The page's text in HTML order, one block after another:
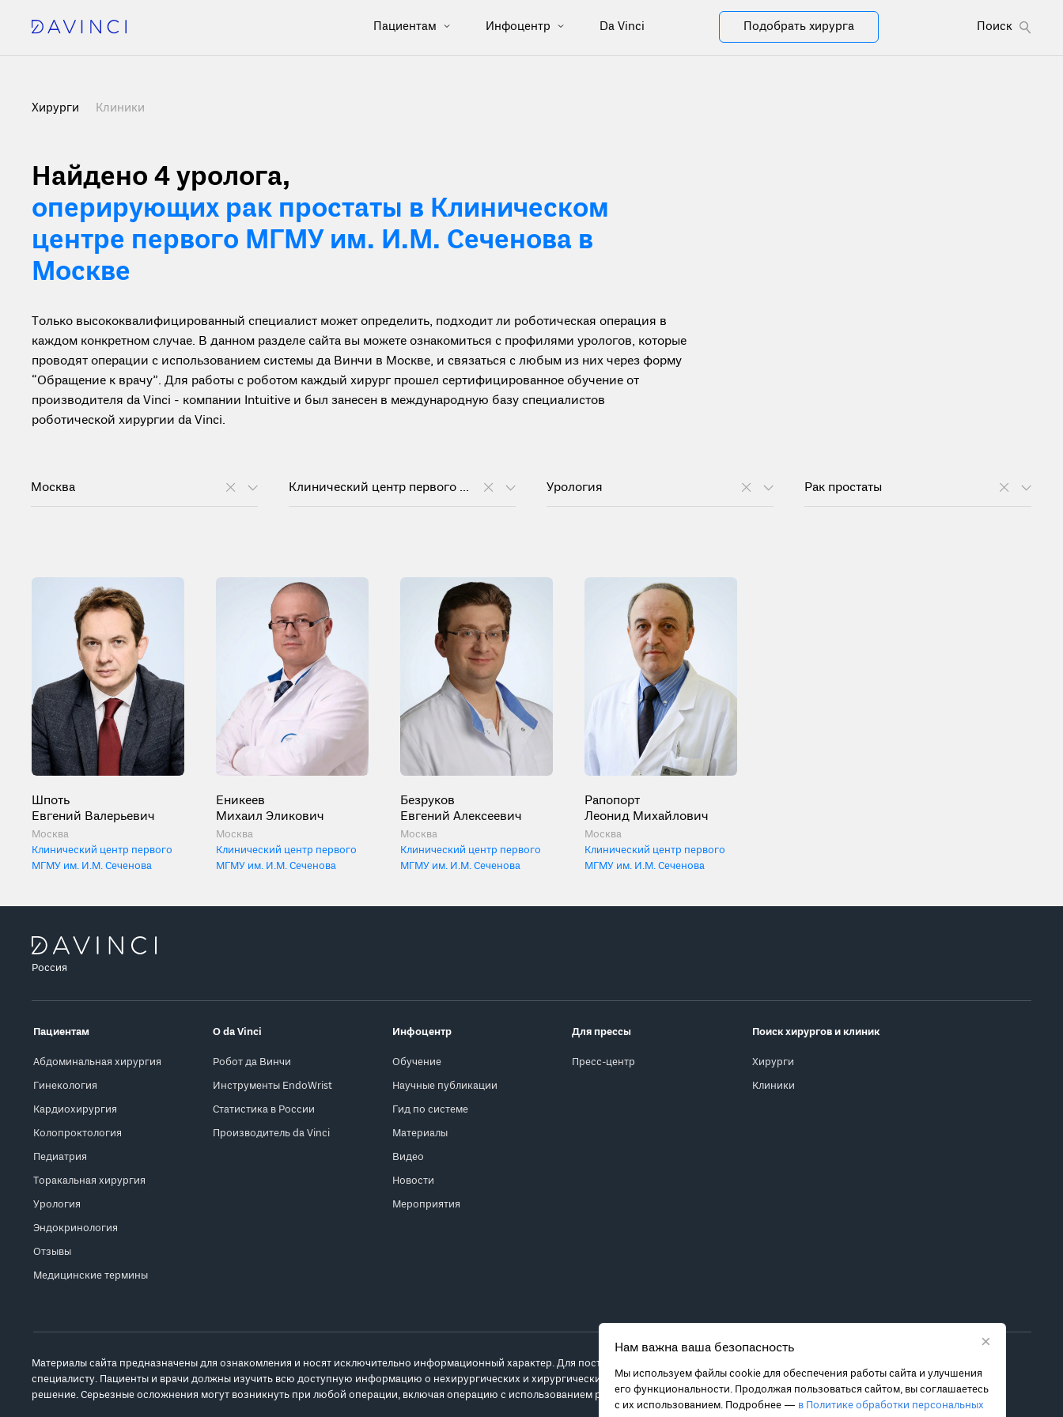
Пациентам Инфоцентр Da Vinci Подобрать хирурга Поиск
Хирурги Клиники
Найдено 4уролога,
оперирующих рак простаты в Клиническом
центре первого МГМУ им. И.М. Сеченова в
Москве
Только высококвалифицированный специалист может определить, подходит ли роботическая операция в
каждом конкретном случае. В данном разделе сайта вы можете ознакомиться с профилями урологов, которые
проводят операции с использованием системы да Винчи в Москве, и связаться с любым из них через форму
“Обращение к врачу”. Для работы с роботом каждый хирург прошел сертифицированное обучение от
производителя da Vinci - компании Intuitive и был занесен в международную базу специалистов
роботической хирургии da Vinci.
Москва Клинический центр первого МГМУ им. И.М. Сеченова Урология Рак простаты
Шпоть
Евгений Валерьевич
Москва
Клинический центр первого
МГМУ им. И.М. Сеченова
Еникеев
Михаил Эликович
Москва
Клинический центр первого
МГМУ им. И.М. Сеченова
Безруков
Евгений Алексеевич
Москва
Клинический центр первого
МГМУ им. И.М. Сеченова
Рапопорт
Леонид Михайлович
Москва
Клинический центр первого
МГМУ им. И.М. Сеченова
×
Нам важна ваша безопасность
Мы используем файлы cookie для обеспечения работы сайта и улучшения
его функциональности. Продолжая пользоваться сайтом, вы соглашаетесь
с их использованием. Подробнее — в Политике обработки персональных
Россия
Пациентам
Абдоминальная хирургия
Гинекология
Кардиохирургия
Колопроктология
Педиатрия
Торакальная хирургия
Урология
Эндокринология
Отзывы
Медицинские термины
О da Vinci
Робот да Винчи
Инструменты EndoWrist
Статистика в России
Производитель da Vinci
Инфоцентр
Обучение
Научные публикации
Гид по системе
Материалы
Видео
Новости
Мероприятия
Для прессы
Пресс-центр
Поиск хирургов и клиник
Хирурги
Клиники
Материалы сайта предназначены для ознакомления и носят исключительно информационный характер. Для постановки диагноза и выбора метода лечения обратитесь за консультацией к
специалисту. Пациенты и врачи должны изучить всю доступную информацию о нехирургических и хирургических вариантах лечения и связанных с ними рисках, чтобы принять обоснованное
решение. Серьезные осложнения могут возникнуть при любой операции, включая операцию с использованием робота da Vinci.